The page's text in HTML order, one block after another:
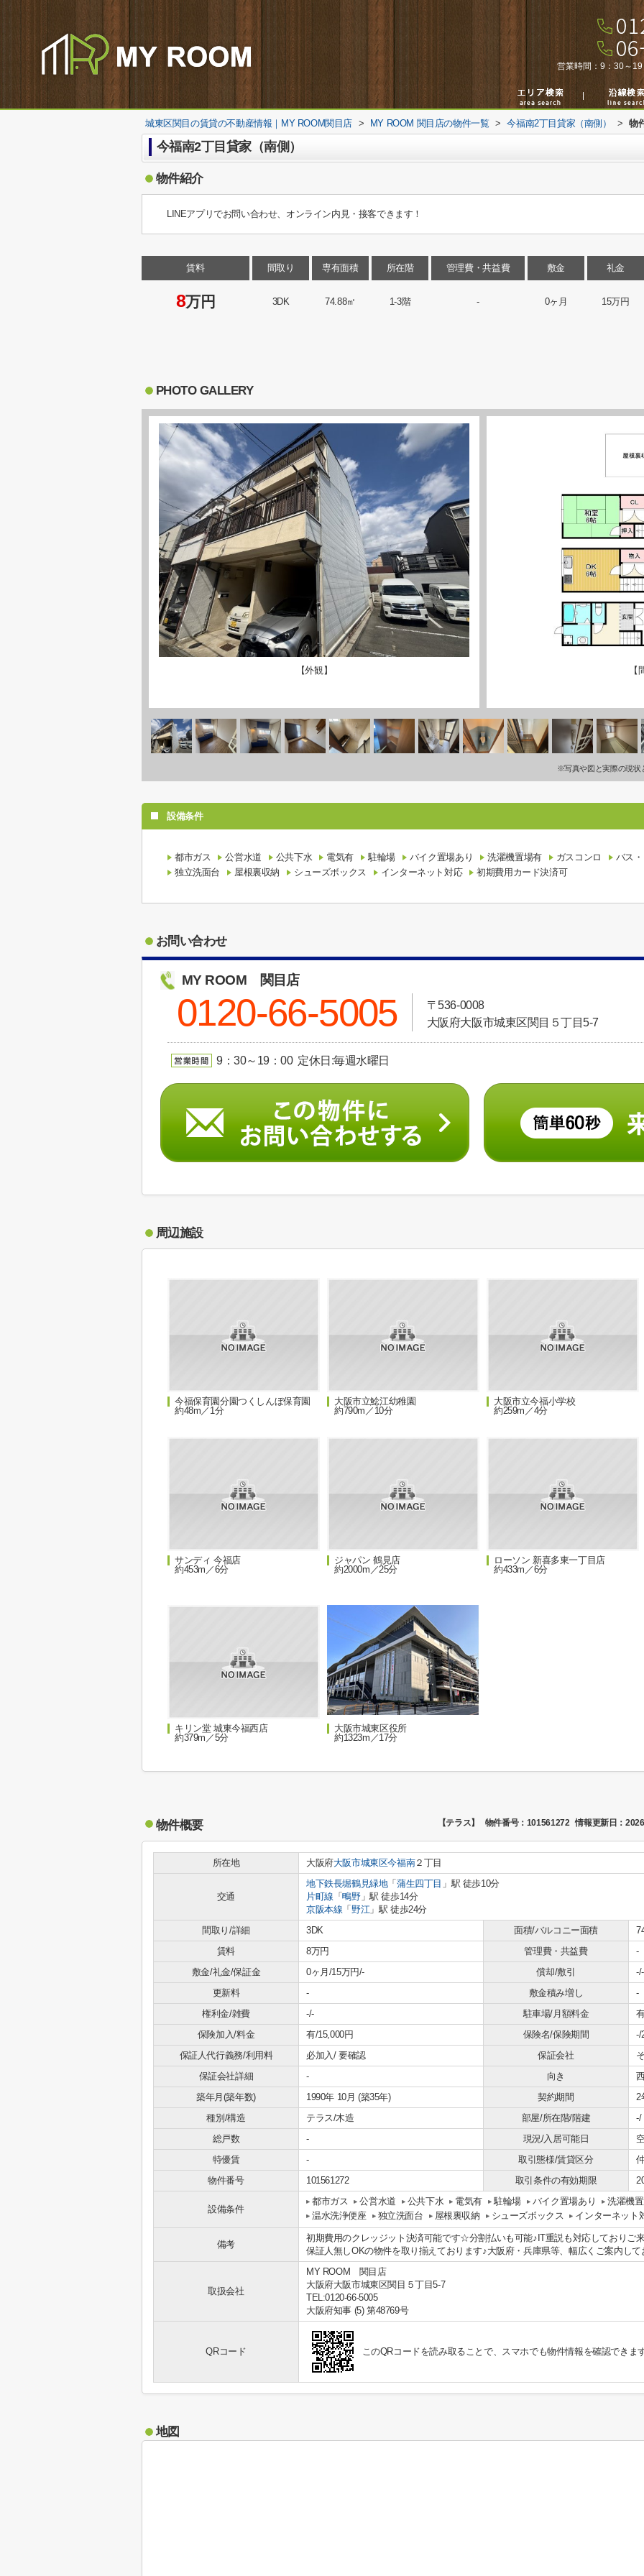
営業時間： 9：30～
城東区関目の賃貸の不動産情報｜MY ROOM関目店 > MY ROOM 関目店の物件一覧 > 今福南2丁目貸家（南側） > 物
今福南2丁目貸家（南側）
物件紹介
LINEアプリでお問い合わせ、オンライン内見・接客できます！
賃料
8万円
間取り
3DK
専有面積
74.88㎡
所在階
1-3階
管理費・共益費
-
敷金
0ヶ月
礼金
15万円
PHOTO GALLERY
【外観】
※写真や図と実際の現状
設備条件
都市ガス 公営水道 公共下水 電気有 駐輪場 バイク置場あり 洗濯機置場有 ガスコンロ
バス
独立洗面台
屋根裏収納 シューズボックス インターネット対応 初期費用カード決済可
お問い合わせ
MY ROOM 関目店
0120-66-5005
〒536-0008
大阪府大阪市城東区関目５丁目5-7
9：30～19：00 定休日:毎週水曜日
周辺施設
今福保育園分園つくしんぼ保育園
約48m／1分
大阪市立鯰江幼稚園
約790m／10分
大阪市立今福小学校
約259m／4分
サンディ 今福店
約453m／6分
ジャパン 鶴見店
約2000m／25分
ローソン 新喜多東一丁目店
約433m／6分
キリン堂 城東今福西店
約379m／5分
大阪市城東区役所
約1323m／17分
物件概要 【テラス】 物件番号：101561272 情報更新日：
所在地 大阪府大阪市城東区今福南２丁目
交通
地下鉄長堀鶴見緑地「蒲生四丁目 」駅 徒歩10分
片町線 「鴫野」駅 徒歩14分
京阪本線 「野江」駅 徒歩24分
間取り/詳細
3DK 面積/バルコニー面積
賃料
8万円 管理費・共益費
-
敷金/礼金/保証金
0ヶ月/15万円/- 償却/敷引
-/-
更新料
- 敷金積み増し
-
権利金/雑費
-/- 駐車場/月額料金
保険加入/料金
有/15,000円 保険名/保険期間
-/
保証人代行義務/利用料
必加入/要確認 保証会社
保証会社詳細
- 向き
築年月(築年数)
1990年 10月 (築35年) 契約期間
2
種別/構造
テラス/木造 部屋/所在階/階建
-/
総戸数
- 現況/入居可能日
特優賃
- 取引態様/賃貸区分
物件番号
101561272 取引条件の有効期限
設備条件
都市ガス 公営水道 公共下水 電気有 駐輪場 バイク置場あり
洗濯機
温水洗浄便座
独立洗面台 屋根裏収納 シューズボックス インターネット
備考
初期費用のクレッジット決済可能です☆分割払いも可能♪IT重説も対応しておりご
保証人無しOKの物件を取り揃えております♪大阪府・兵庫県等、幅広くご案内して
取扱会社
MY ROOM 関目店
大阪府大阪市城東区関目５丁目5-7
TEL:0120-66-5005
大阪府知事 (5) 第48769号
QRコード このQRコードを読み取ることで、スマホでも物件情報を確認できま
地図